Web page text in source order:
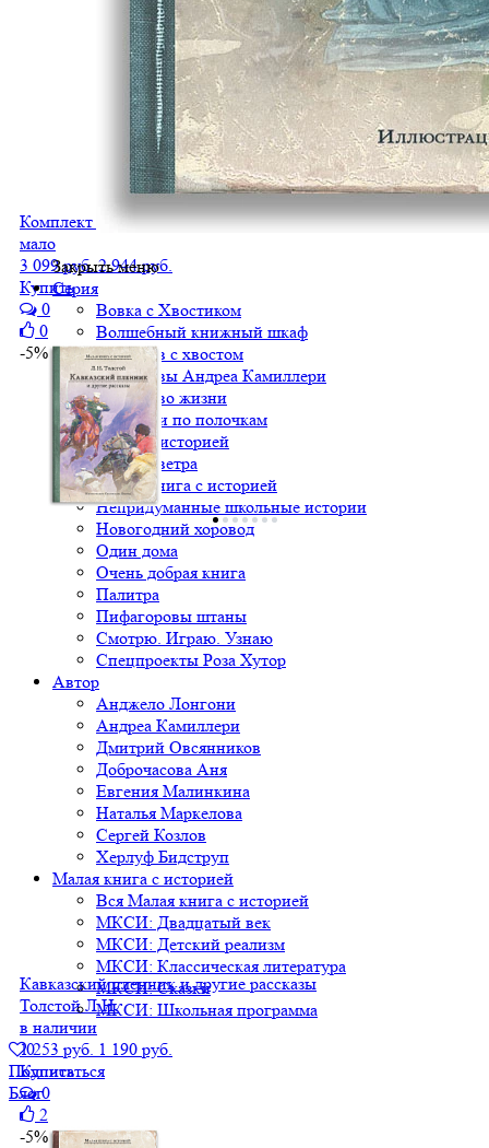
Закрыть меню
Серия
Вовка с Хвостиком
Волшебный книжный шкаф
Детектив с хвостом
Детективы Андреа Камиллери
Искусство жизни
Классики по полочкам
Книга с историей
Крылья ветра
Малая книга с историей
Непридуманные школьные истории
Новогодний хоровод
Один дома
Очень добрая книга
Палитра
Пифагоровы штаны
Смотрю. Играю. Узнаю
Спецпроекты Роза Хутор
Автор
Анджело Лонгони
Андреа Камиллери
Дмитрий Овсянников
Доброчасова Аня
Евгения Малинкина
Наталья Маркелова
Сергей Козлов
Херлуф Бидструп
Малая книга с историей
Вся Малая книга с историей
МКСИ: Двадцатый век
МКСИ: Детский реализм
МКСИ: Классическая литература
МКСИ: Сказки
МКСИ: Школьная программа
0
Подписаться
Блог
Комплект "Малая книга с историей. Сказки Востока"
мало
3 099 руб. 2 944 руб.
Купить
0
0
-5%
Кавказский пленник и другие рассказы
Толстой Л.Н.
в наличии
1 253 руб. 1 190 руб.
Купить
0
2
-5%